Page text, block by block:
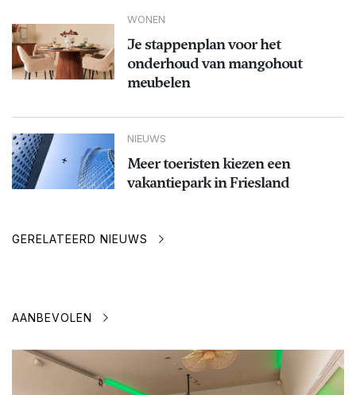
WONEN
Je stappenplan voor het
onderhoud van mangohout
meubelen
NIEUWS
Meer toeristen kiezen een
vakantiepark in Friesland
GERELATEERD NIEUWS
AANBEVOLEN